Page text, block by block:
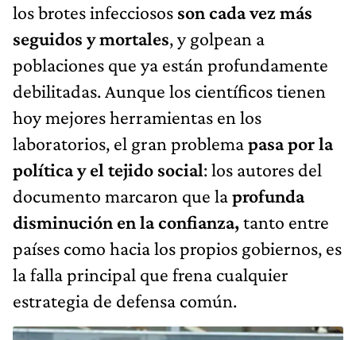
los brotes infecciosos son cada vez más
seguidos y mortales, y golpean a
poblaciones que ya están profundamente
debilitadas. Aunque los científicos tienen
hoy mejores herramientas en los
laboratorios, el gran problemapasa por la
política y el tejido social: los autores del
documento marcaron que laprofunda
disminución en la confianza,tanto entre
países como hacia los propios gobiernos, es
la falla principal que frena cualquier
estrategia de defensa común.